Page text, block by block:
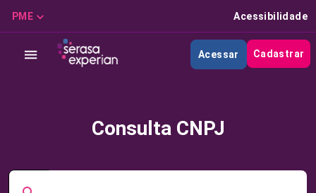
PME Acessibilidade
Acessar Cadastrar
Consulta CNPJ